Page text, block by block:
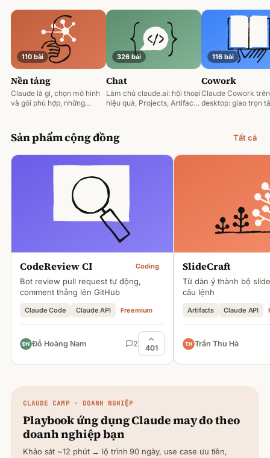
110 bài
Nền tảng
Claude là gì, chọn mô hình
và gói phù hợp, những
326 bài
Chat
Làm chủ claude.ai: hội thoại
hiệu quả, Projects, Artifacts
116 bài
Cowork
Claude Cowork trên
desktop: giao trọn
Sản phẩm cộng đồng Tất cả
CodeReview CI Coding
Bot review pull request tự động,
comment thẳng lên GitHub
Claude Code Claude API Freemium
Đỗ Hoàng Nam 2 401
SlideCraft
Từ dàn ý thành bộ
câu lệnh
Artifacts Claude API
Trần Thu Hà
CLAUDE CAMP · DOANH NGHIỆP
Playbook ứng dụngClaudemay đo theo
doanh nghiệp bạn
Khảo sát ~12 phút → lộ trình 90 ngày, use case ưu tiên,